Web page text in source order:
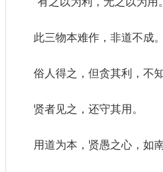
此三物本难作，非道不成。
俗人得之，但贪其利，不知
贤者见之，还守其用。
用道为本，贤愚之心，如